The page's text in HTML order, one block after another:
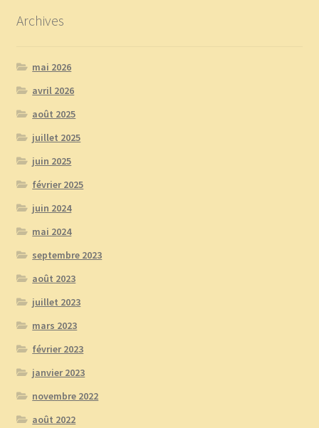
Archives
mai 2026
avril 2026
août 2025
juillet 2025
juin 2025
février 2025
juin 2024
mai 2024
septembre 2023
août 2023
juillet 2023
mars 2023
février 2023
janvier 2023
novembre 2022
août 2022